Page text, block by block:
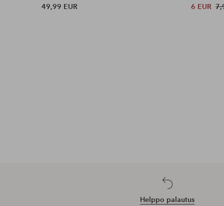
49,99 EUR
6 EUR
Helppo palautus